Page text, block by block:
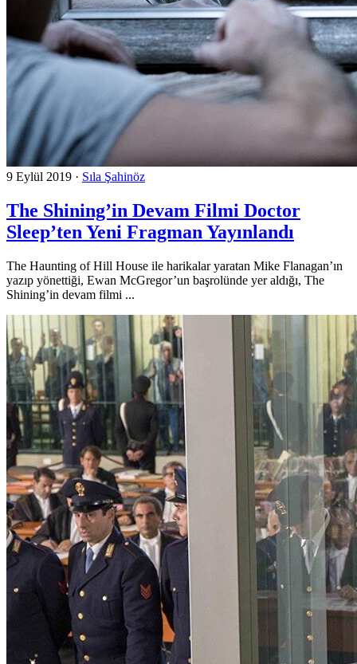
9 Eylül 2019 · Sıla Şahinöz
The Shining’in Devam Filmi Doctor
Sleep’ten Yeni Fragman Yayınlandı
The Haunting of Hill House ile harikalar yaratan Mike Flanagan’ın
yazıp yönettiği, Ewan McGregor’un başrolünde yer aldığı, The
Shining’in devam filmi ...